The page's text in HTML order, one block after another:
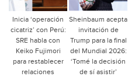
Inicia ‘operación
cicatriz’ con Perú:
SRE habla con
Keiko Fujimori
para restablecer
relaciones
Sheinbaum acepta
invitación de
Trump para la final
del Mundial 2026:
‘Tomé la decisión
de sí asistir’